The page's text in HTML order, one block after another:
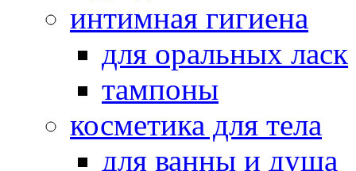
интимная гигиена
для оральных ласк
тампоны
косметика для тела
для ванны и душа